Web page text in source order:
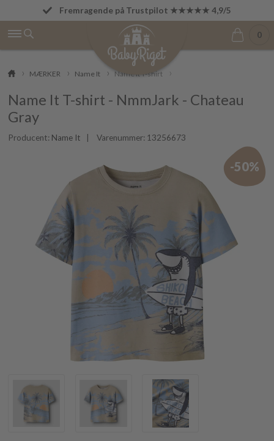
Fri fragt fra 499 kr.
Fremragende på Trustpilot ★★★★★ 4,9/5
0
MÆRKER Name It Name It T-shirt
Name It T-shirt - NmmJark - Chateau
Gray
Producent: Name It | Varenummer: 13256673
-50%